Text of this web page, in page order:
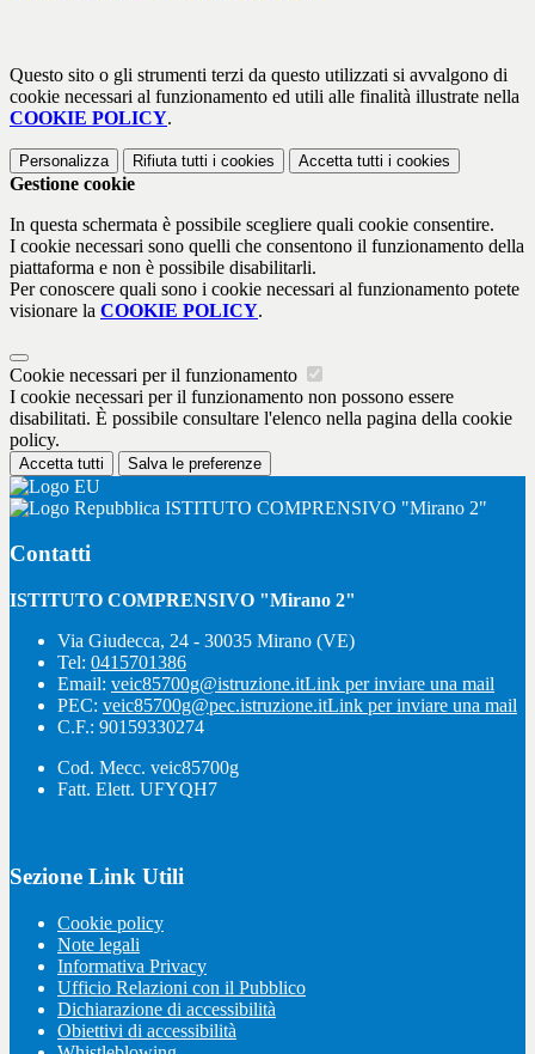
Questo sito o gli strumenti terzi da questo utilizzati si avvalgono di
cookie necessari al funzionamento ed utili alle finalità illustrate nella
COOKIE POLICY.
Personalizza Rifiuta tutti i cookies Accetta tutti i cookies
Gestione cookie
In questa schermata è possibile scegliere quali cookie consentire.
I cookie necessari sono quelli che consentono il funzionamento della
piattaforma e non è possibile disabilitarli.
Per conoscere quali sono i cookie necessari al funzionamento potete
visionare la COOKIE POLICY.
Cookie necessari per il funzionamento
I cookie necessari per il funzionamento non possono essere
disabilitati. È possibile consultare l'elenco nella pagina della cookie
policy.
Accetta tutti Salva le preferenze
ISTITUTO COMPRENSIVO "Mirano 2"
Contatti
ISTITUTO COMPRENSIVO "Mirano 2"
Via Giudecca, 24 - 30035 Mirano (VE)
Tel: 0415701386
Email: veic85700g@istruzione.itLink per inviare una mail
PEC: veic85700g@pec.istruzione.itLink per inviare una mail
C.F.: 90159330274
Cod. Mecc. veic85700g
Fatt. Elett. UFYQH7
Sezione Link Utili
Cookie policy
Note legali
Informativa Privacy
Ufficio Relazioni con il Pubblico
Dichiarazione di accessibilità
Obiettivi di accessibilità